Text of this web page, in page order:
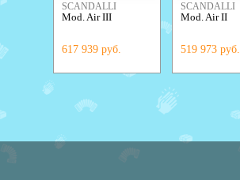
SCANDALLI
Mod. Air III
617 939 руб.
SCANDALLI
Mod. Air II
519 973 руб.